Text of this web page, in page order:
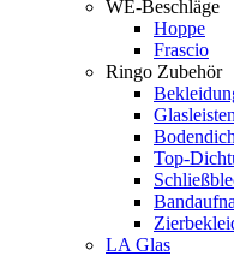
WE-Beschläge
Hoppe
Frascio
Ringo Zubehör
Top-
LA Glas